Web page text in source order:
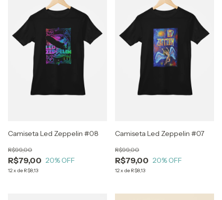
Camiseta Led Zeppelin #08
R$79,00
R$99,00
20% OFF
12x de R$8,13
Camiseta Led Zeppelin #07
R$79,00
R$99,00
20% OFF
12x de R$8,13